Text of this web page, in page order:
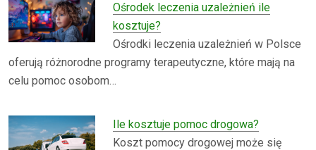
Ośrodek leczenia uzależnień ile
kosztuje?
Ośrodki leczenia uzależnień w Polsce
oferują różnorodne programy terapeutyczne, które mają na
celu pomoc osobom…
Ile kosztuje pomoc drogowa?
Koszt pomocy drogowej może się